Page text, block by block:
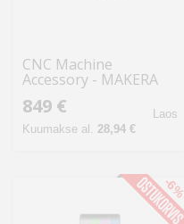
CNC Machine
Accessory - MAKERA
Carvera 4-Axis Module
Nema17 2400 RPM
0.01° Precision
849 €
Kuumakse al. 28,94 €
Laos
-6%